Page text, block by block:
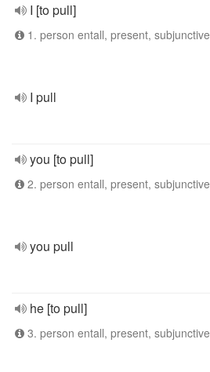
I [to pull]
1. person entall, present, subjunctive
I pull
you [to pull]
2. person entall, present, subjunctive
you pull
he [to pull]
3. person entall, present, subjunctive